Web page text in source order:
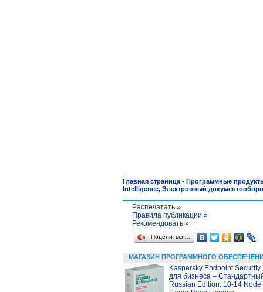
Главная страница - Программные
Intelligence, Электронный
Распечатать »
Правила публикации »
Рекомендовать »
Поделиться…
МАГАЗИН ПРОГРАММНОГО
Kaspersky Endpoint Security
для бизнеса –
Russian Edition. 10-14 Node